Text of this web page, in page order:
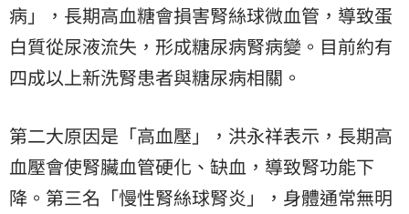
病」，長期高血糖會損害腎絲球微血管，導致蛋
白質從尿液流失，形成糖尿病腎病變。目前約有
四成以上新洗腎患者與糖尿病相關。
第二大原因是「高血壓」，洪永祥表示，長期高
血壓會使腎臟血管硬化、缺血，導致腎功能下
降。第三名「慢性腎絲球腎炎」，身體通常無明